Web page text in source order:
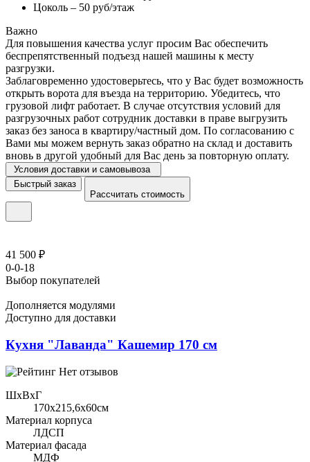
Цоколь – 50 руб/этаж
Важно
Для повышения качества услуг просим Вас обеспечить
беспрепятственный подъезд нашей машины к месту
разгрузки.
Заблаговременно удостоверьтесь, что у Вас будет возможность
открыть ворота для въезда на территорию. Убедитесь, что
грузовой лифт работает. В случае отсутствия условий для
разгрузочных работ сотрудник доставки в праве выгрузить
заказ без заноса в квартиру/частный дом. По согласованию с
Вами мы можем вернуть заказ обратно на склад и доставить
вновь в другой удобный для Вас день за повторную оплату.
Условия доставки и самовывоза
Быстрый заказ
Рассчитать стоимость
41 500 ₽
0-0-18
Выбор покупателей
Дополняется модулями
Доступно для доставки
Кухня "Лаванда" Кашемир 170 см
Нет отзывов
ШхВхГ
170x215,6х60см
Материал корпуса
ЛДСП
Материал фасада
МДФ